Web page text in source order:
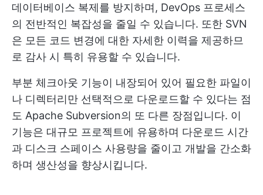
데이터베이스 복제를 방지하며, DevOps 프로세스
의 전반적인 복잡성을 줄일 수 있습니다. 또한 SVN
은 모든 코드 변경에 대한 자세한 이력을 제공하므
로 감사 시 특히 유용할 수 있습니다.
부분 체크아웃 기능이 내장되어 있어 필요한 파일이
나 디렉터리만 선택적으로 다운로드할 수 있다는 점
도 Apache Subversion의 또 다른 장점입니다. 이
기능은 대규모 프로젝트에 유용하며 다운로드 시간
과 디스크 스페이스 사용량을 줄이고 개발을 간소화
하며 생산성을 향상시킵니다.